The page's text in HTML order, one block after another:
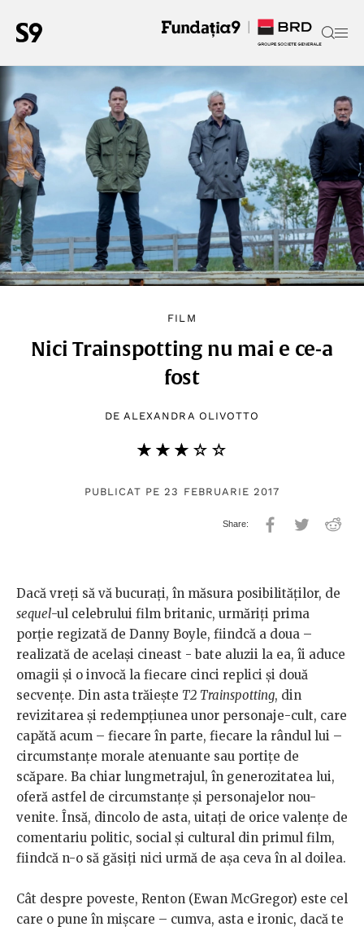
FILM
Nici Trainspotting nu mai e ce-a
fost
DEALEXANDRA OLIVOTTO
★★★★★
☆☆☆☆☆
PUBLICAT PE 23 FEBRUARIE 2017
Dacă vreţi să vă bucuraţi, în măsura posibilităţilor, de
sequel-ul celebrului film britanic, urmăriţi prima
porţie regizată de Danny Boyle, fiindcă a doua –
realizată de acelaşi cineast - bate aluzii la ea, îi aduce
omagii şi o invocă la fiecare cinci replici şi două
secvenţe. Din asta trăieşte T2 Trainspotting, din
revizitarea şi redempţiunea unor personaje-cult, care
capătă acum – fiecare în parte, fiecare la rândul lui –
circumstanţe morale atenuante sau portiţe de
scăpare. Ba chiar lungmetrajul, în generozitatea lui,
oferă astfel de circumstanţe şi personajelor nou-
venite. Însă, dincolo de asta, uitaţi de orice valenţe de
comentariu politic, social şi cultural din primul film,
fiindcă n-o să găsiţi nici urmă de aşa ceva în al doilea.
Cât despre poveste, Renton (Ewan McGregor) este cel
care o pune în mişcare – cumva, asta e ironic, dacă te